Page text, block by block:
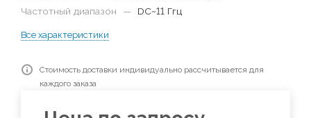
Частотный диапазон
— DC~11 Ггц
Все характеристики
Стоимость доставки индивидуально рассчитывается для
каждого заказа